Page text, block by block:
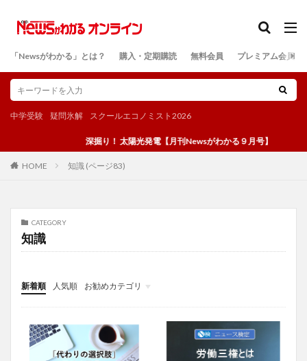
「Newsがわかる」とは？ 購入・定期購読 無料会員 プレミアム会員
中学受験 疑問氷解 スクールエコノミスト2026
深掘り！ 太陽光発電【月刊Newsがわかる９月号】
HOME 知識 (ページ83)
CATEGORY
知識
新着順 人気順
お勧めカテゴリ
投稿
学び
マンガ
電子書籍
検索